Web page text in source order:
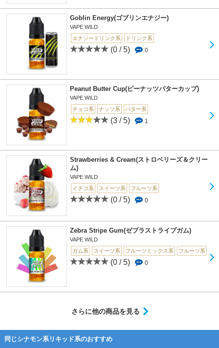
Goblin Energy(ゴブリンエナジー)
VAPE WILD
エナジードリンク系
ドリンク系
(0 / 5) 0
Peanut Butter Cup(ピーナッツバターカップ)
VAPE WILD
チョコ系
ナッツ系 バター系
(3 / 5) 1
Strawberries & Cream(ストロベリーズ＆クリー
ム)
VAPE WILD
イチゴ系
スイーツ系 フルーツ系
(0 / 5) 0
Zebra Stripe Gum(ゼブラストライプガム)
VAPE WILD
ガム系
スイーツ系 フルーツミックス系 フルーツ系
(0 / 5) 0
さらに他の商品を見る
同じシナモン系リキッド系のおすすめ